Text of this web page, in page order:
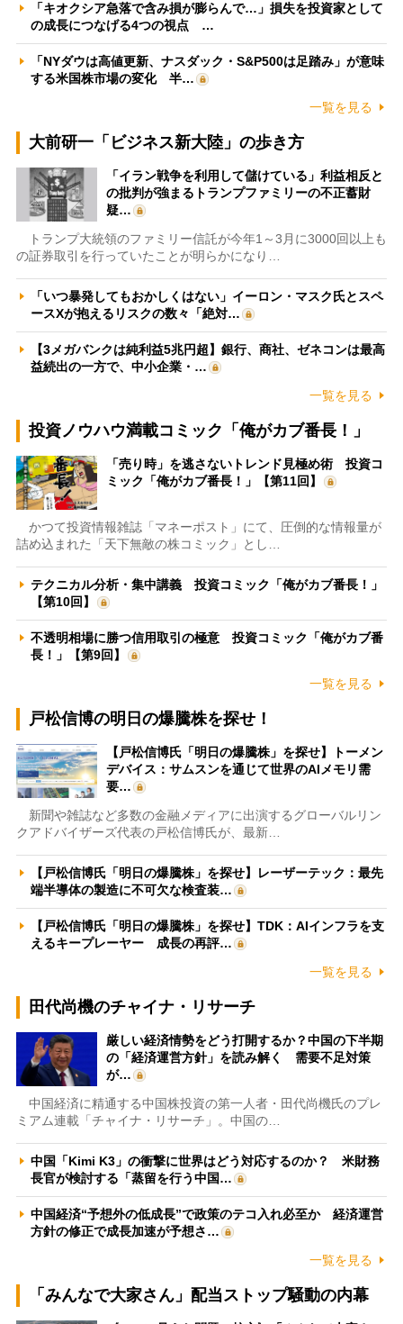
「キオクシア急落で含み損が膨らんで…」損失を投資家として
の成長につなげる4つの視点 …
「NYダウは高値更新、ナスダック・S&P500は足踏み」が意味
する米国株市場の変化 半…
一覧を見る
大前研一「ビジネス新大陸」の歩き方
「イラン戦争を利用して儲けている」利益相反と
の批判が強まるトランプファミリーの不正蓄財
疑…
トランプ大統領のファミリー信託が今年1～3月に3000回以上も
の証券取引を行っていたことが明らかになり…
「いつ暴発してもおかしくはない」イーロン・マスク氏とスペ
ースXが抱えるリスクの数々「絶対…
【3メガバンクは純利益5兆円超】銀行、商社、ゼネコンは最高
益続出の一方で、中小企業・…
一覧を見る
投資ノウハウ満載コミック「俺がカブ番長！」
「売り時」を逃さないトレンド見極め術 投資コ
ミック「俺がカブ番長！」【第11回】
かつて投資情報雑誌「マネーポスト」にて、圧倒的な情報量が
詰め込まれた「天下無敵の株コミック」とし…
テクニカル分析・集中講義 投資コミック「俺がカブ番長！」
【第10回】
不透明相場に勝つ信用取引の極意 投資コミック「俺がカブ番
長！」【第9回】
一覧を見る
戸松信博の明日の爆騰株を探せ！
【戸松信博氏「明日の爆騰株」を探せ】トーメン
デバイス：サムスンを通じて世界のAIメモリ需
要…
新聞や雑誌など多数の金融メディアに出演するグローバルリン
クアドバイザーズ代表の戸松信博氏が、最新…
【戸松信博氏「明日の爆騰株」を探せ】レーザーテック：最先
端半導体の製造に不可欠な検査装…
【戸松信博氏「明日の爆騰株」を探せ】TDK：AIインフラを支
えるキープレーヤー 成長の再評…
一覧を見る
田代尚機のチャイナ・リサーチ
厳しい経済情勢をどう打開するか？中国の下半期
の「経済運営方針」を読み解く 需要不足対策
が…
中国経済に精通する中国株投資の第一人者・田代尚機氏のプレ
ミアム連載「チャイナ・リサーチ」。中国の…
中国「Kimi K3」の衝撃に世界はどう対応するのか？ 米財務
長官が検討する「蒸留を行う中国…
中国経済“予想外の低成長”で政策のテコ入れ必至か 経済運営
方針の修正で成長加速が予想さ…
一覧を見る
「みんなで大家さん」配当ストップ騒動の内幕